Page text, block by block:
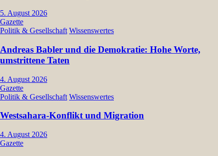
5. August 2026
Gazette
Politik & Gesellschaft Wissenswertes
Andreas Babler und die Demokratie: Hohe Worte,
umstrittene Taten
4. August 2026
Gazette
Politik & Gesellschaft Wissenswertes
Westsahara-Konflikt und Migration
4. August 2026
Gazette